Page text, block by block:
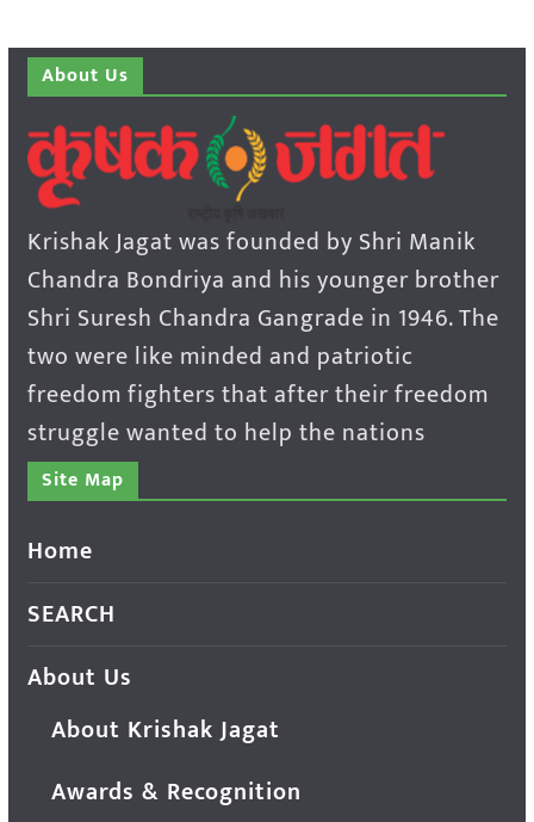
About Us
Krishak Jagat was founded by Shri Manik
Chandra Bondriya and his younger brother
Shri Suresh Chandra Gangrade in 1946. The
two were like minded and patriotic
freedom fighters that after their freedom
struggle wanted to help the nations
Site Map
Home
SEARCH
About Us
About Krishak Jagat
Awards & Recognition